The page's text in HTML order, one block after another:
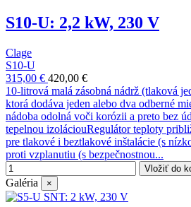
S10-U: 2,2 kW, 230 V
Clage
S10-U
315,00 € 420,00 €
10-litrová malá zásobná nádrž (tlaková
ktorá dodáva jeden alebo dva odberné
nádoba odolná voči korózii a preto bez
tepelnou izoláciouRegulátor teploty
pre tlakové i beztlakové inštalácie (s
proti vzplanutiu (s bezpečnostnou...
Vložiť do
Galéria ×